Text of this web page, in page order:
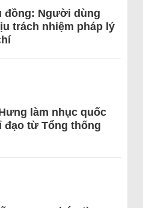
đồng: Người dùng
trách nhiệm pháp lý
làm nhục quốc
đạo từ Tổng thống